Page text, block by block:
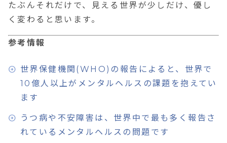
たぶんそれだけで、見える世界が少しだけ、優し
く変わると思います。
参考情報
世界保健機関(WHO)の報告によると、世界で
10億人以上がメンタルヘルスの課題を抱えてい
ます
うつ病や不安障害は、世界中で最も多く報告さ
れているメンタルヘルスの問題です